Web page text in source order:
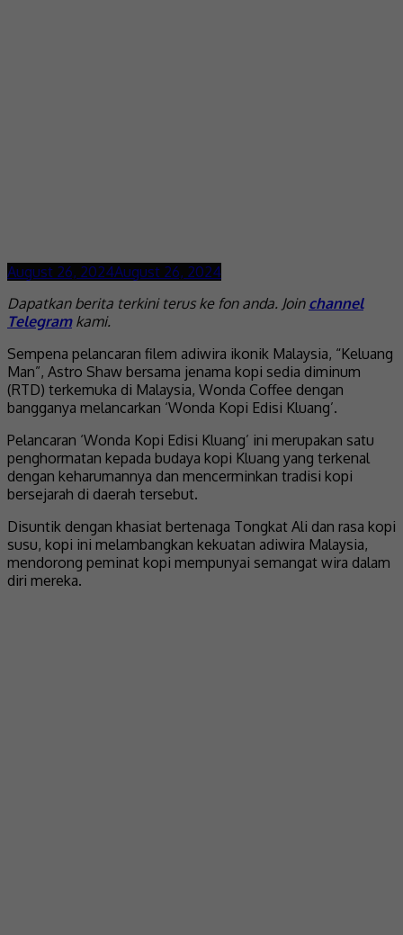
August 26, 2024August 26, 2024
Dapatkan berita terkini terus ke fon anda. Join channel
Telegramkami.
Sempena pelancaran filem adiwira ikonik Malaysia, “Keluang
Man”, Astro Shaw bersama jenama kopi sedia diminum
(RTD) terkemuka di Malaysia, Wonda Coffee dengan
bangganya melancarkan ‘Wonda Kopi Edisi Kluang’.
Pelancaran ‘Wonda Kopi Edisi Kluang’ ini merupakan satu
penghormatan kepada budaya kopi Kluang yang terkenal
dengan keharumannya dan mencerminkan tradisi kopi
bersejarah di daerah tersebut.
Disuntik dengan khasiat bertenaga Tongkat Ali dan rasa kopi
susu, kopi ini melambangkan kekuatan adiwira Malaysia,
mendorong peminat kopi mempunyai semangat wira dalam
diri mereka.